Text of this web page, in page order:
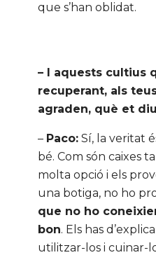
que s’han oblidat.
– I aquests cultius
recuperant, als
agraden, què et
– Paco: Sí, la veritat
bé. Com són caixes
molta opció i els
una botiga, no ho
que no ho
bon. Els has
utilitzar-los i cuinar-